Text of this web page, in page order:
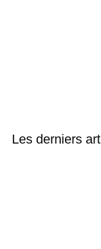
Les derniers